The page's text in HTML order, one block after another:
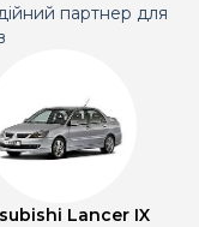
партнер для
Lancer IX